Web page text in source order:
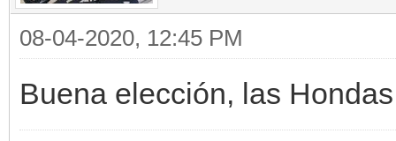
08-04-2020, 12:45 PM
Buena elección, las